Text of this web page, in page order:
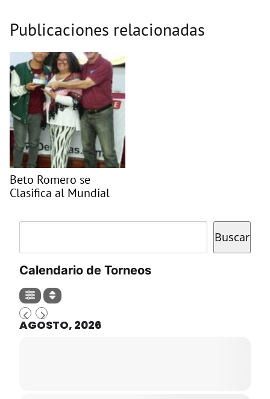
Publicaciones relacionadas
Beto Romero se
Clasifica al Mundial
Buscar
Calendario de Torneos
AGOSTO, 2026